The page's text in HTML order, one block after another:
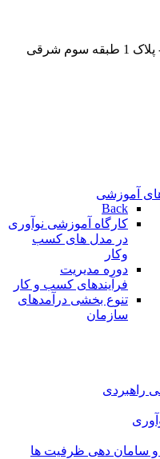
شرقی
آموزشی
Back
کارگاه آموزشی نوآوری
در مدل های کسب
وکار
دوره مدیریت
فرآیندهای کسب و کار
تنوع بخشی درآمدهای
سازمان
راهبردی
و سامان دهی ظرفیت ها